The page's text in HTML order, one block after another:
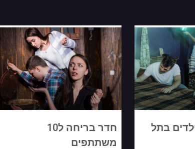
בתל
חדר בריחה ל10
משתתפים